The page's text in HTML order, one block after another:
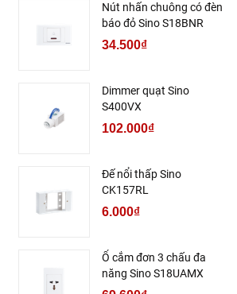
Nút nhấn chuông có đèn
báo đỏ Sino S18BNR
34.500₫
Dimmer quạt Sino
S400VX
102.000₫
Đế nổi thấp Sino
CK157RL
6.000₫
Ổ cắm đơn 3 chấu đa
năng Sino S18UAMX